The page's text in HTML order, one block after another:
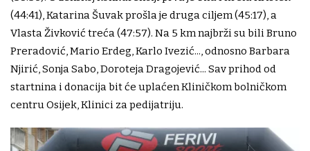
(44:41), Katarina Šuvak prošla je druga ciljem (45:17), a
Vlasta Živković treća (47:57). Na 5 km najbrži su bili Bruno
Preradović, Mario Erdeg, Karlo Ivezić..., odnosno Barbara
Njirić, Sonja Sabo, Doroteja Dragojević... Sav prihod od
startnina i donacija bit će uplaćen Kliničkom bolničkom
centru Osijek, Klinici za pedijatriju.